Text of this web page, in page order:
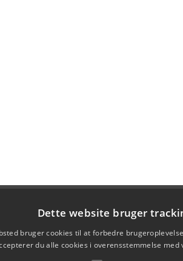
Dette website bruger
bruger cookies til at forbedre
du alle cookies i overensstemmelse med